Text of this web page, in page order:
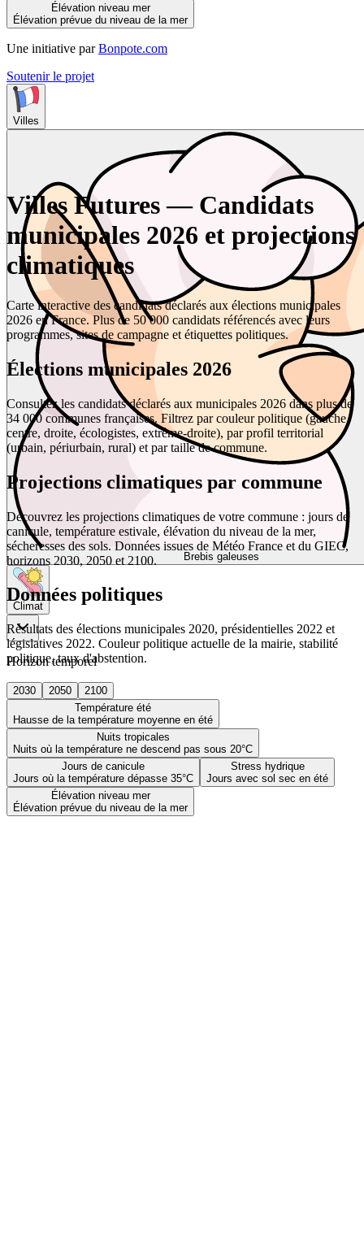
Élévation niveau mer
Élévation prévue du niveau de la mer
Une initiative par Bonpote.com
Soutenir le projet
Villes
Brebis galeuses
Climat
Horizon temporel
2030 2050
2100
Température été
Hausse de la température moyenne en été
Nuits tropicales
Nuits où la température ne descend pas sous 20°C
Jours de canicule
Jours où la température dépasse 35°C
Stress hydrique
Jours avec sol sec en été
Élévation niveau mer
Élévation prévue du niveau de la mer
Villes Futures — Candidats
municipales 2026 et projections
climatiques
Carte interactive des candidats déclarés aux élections municipales
2026 en France. Plus de 50 000 candidats référencés avec leurs
programmes, sites de campagne et étiquettes politiques.
Élections municipales 2026
Consultez les candidats déclarés aux municipales 2026 dans plus de
34 000 communes françaises. Filtrez par couleur politique (gauche,
centre, droite, écologistes, extrême-droite), par profil territorial
(urbain, périurbain, rural) et par taille de commune.
Projections climatiques par commune
Découvrez les projections climatiques de votre commune : jours de
canicule, température estivale, élévation du niveau de la mer,
sécheresses des sols. Données issues de Météo France et du GIEC,
horizons 2030, 2050 et 2100.
Données politiques
Résultats des élections municipales 2020, présidentielles 2022 et
législatives 2022. Couleur politique actuelle de la mairie, stabilité
politique, taux d'abstention.